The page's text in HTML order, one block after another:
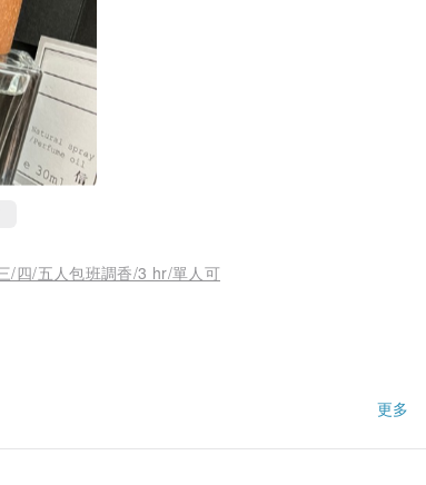
/四/五人包班調香/3 hr/單人可
更多